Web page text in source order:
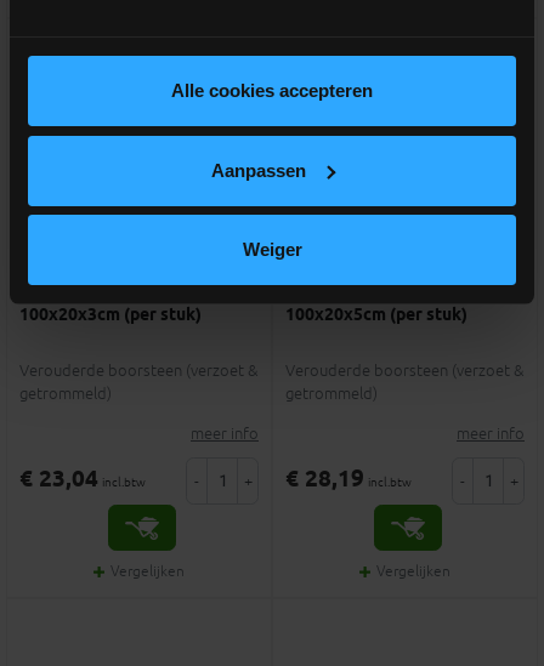
Alle cookies accepteren
Aanpassen
Weiger
Asian Blue Antico boordsteen
100x20x3cm (per stuk)
Verouderde boorsteen (verzoet &
getrommeld)
meer info
€ 23,04 incl.btw - +
Vergelijken
Asian Blue Antico boordsteen
100x20x5cm (per stuk)
Verouderde boorsteen (verzoet &
getrommeld)
meer info
€ 28,19 incl.btw - +
Vergelijken